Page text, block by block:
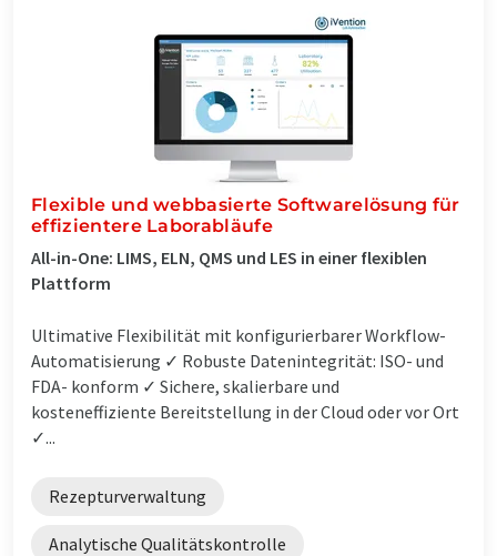
Flexible und webbasierte Softwarelösung für
effizientere Laborabläufe
All-in-One: LIMS, ELN, QMS und LES in einer flexiblen
Plattform
Ultimative Flexibilität mit konfigurierbarer Workflow-
Automatisierung ✓ Robuste Datenintegrität: ISO- und
FDA- konform ✓ Sichere, skalierbare und
kosteneffiziente Bereitstellung in der Cloud oder vor Ort
✓...
Rezepturverwaltung
Analytische Qualitätskontrolle